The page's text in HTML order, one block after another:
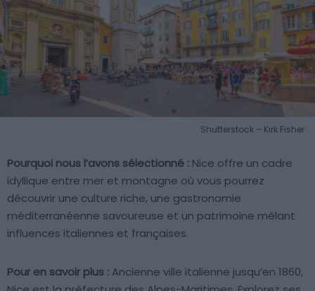
Shutterstock – Kirk Fisher
Pourquoi nous l’avons sélectionné : Nice offre un cadre
idyllique entre mer et montagne où vous pourrez
découvrir une culture riche, une gastronomie
méditerranéenne savoureuse et un patrimoine mêlant
influences italiennes et françaises.
Pour en savoir plus : Ancienne ville italienne jusqu’en 1860,